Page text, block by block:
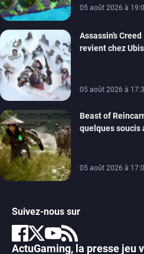
05 août 2026 à
Assassin’s
revient chez
05 août 2026 à
Beast of
quelques soucis
05 août 2026 à
Suivez-nous sur
ActuGaming, la presse jeu